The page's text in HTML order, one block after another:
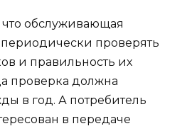
обслуживающая
проверять
и правильность их
проверка должна
в год. А потребитель
в передаче